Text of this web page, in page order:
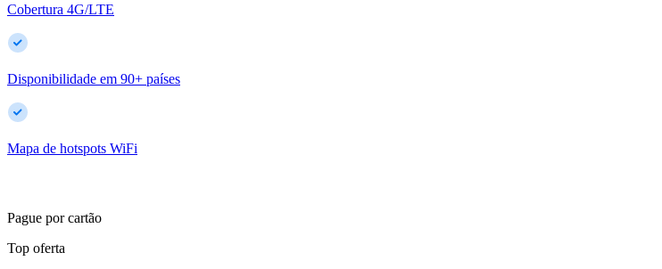
Cobertura 4G/LTE
Disponibilidade em 90+ países
Mapa de hotspots WiFi
Pague por cartão
Top oferta